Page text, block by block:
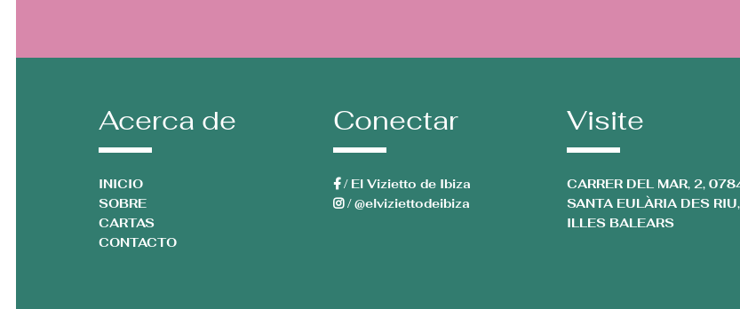
Acerca de
INICIO
SOBRE
CARTAS
CONTACTO
Conectar
/ El Vizietto de Ibiza
/ @elviziettodeibiza
Visite
CARRER DEL MAR, 2,
SANTA EULÀRIA DES RIU,
ILLES BALEARS